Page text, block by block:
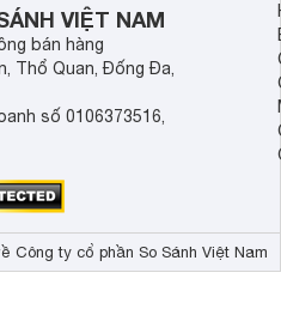
VIỆT NAM
bán hàng
Thổ Quan, Đống Đa,
số 0106373516,
Công ty cổ phần So Sánh Việt Nam